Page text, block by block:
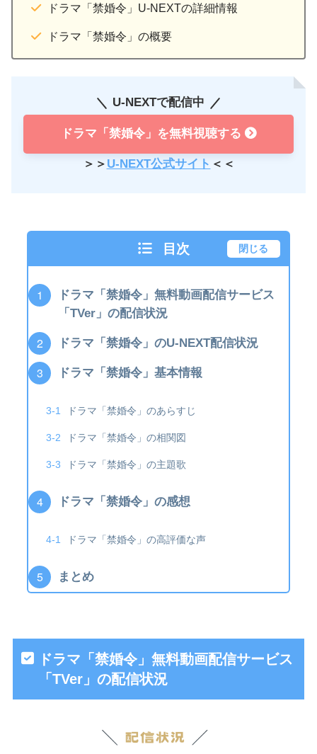
ドラマ「禁婚令」U-NEXTの詳細情報
ドラマ「禁婚令」の概要
U-NEXTで配信中
ドラマ「禁婚令」を無料視聴する
＞＞ U-NEXT公式サイト ＜＜
目次 閉じる
ドラマ「禁婚令」無料動画配信サービス
「TVer」の配信状況
ドラマ「禁婚令」のU-NEXT配信状況
ドラマ「禁婚令」基本情報
ドラマ「禁婚令」のあらすじ
ドラマ「禁婚令」の相関図
ドラマ「禁婚令」の主題歌
ドラマ「禁婚令」の感想
ドラマ「禁婚令」の高評価な声
まとめ
ドラマ「禁婚令」無料動画配信サービス
「TVer」の配信状況